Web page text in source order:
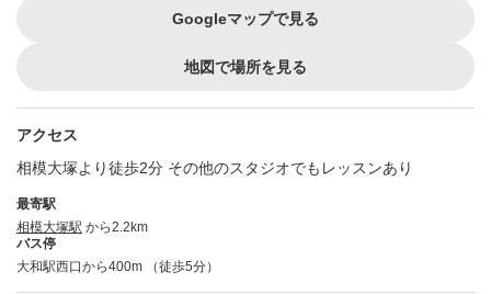
Googleマップで見る
地図で場所を見る
アクセス
相模大塚より徒歩2分 その他のスタジオでもレッスンあり
最寄駅
相模大塚駅 から2.2km
バス停
大和駅西口から400m （徒歩5分）